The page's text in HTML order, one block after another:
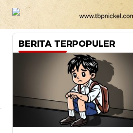
BERITA TERPOPULER